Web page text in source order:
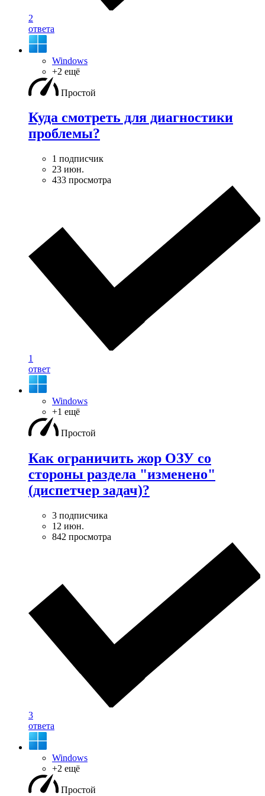
2
ответа
Windows
+2 ещё
Простой
Куда смотреть для диагностики
проблемы?
1 подписчик
23 июн.
433 просмотра
1
ответ
Windows
+1 ещё
Простой
Как ограничить жор ОЗУ со
стороны раздела "изменено"
(диспетчер задач)?
3 подписчика
12 июн.
842 просмотра
3
ответа
Windows
+2 ещё
Простой